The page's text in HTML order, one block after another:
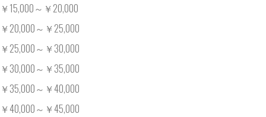
￥15,000～￥20,000
￥20,000～￥25,000
￥25,000～￥30,000
￥30,000～￥35,000
￥35,000～￥40,000
￥40,000～￥45,000